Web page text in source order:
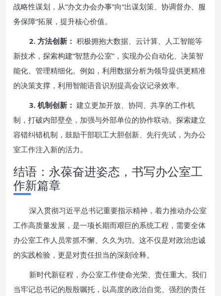
战略性谋划，从“办文办会办事”向“出谋划策、协调督办、服
务保障”拓展，提升核心价值。
2. 方法创新： 积极拥抱大数据、云计算、人工智能等
新技术，探索构建“智慧办公室”，实现办公自动化、决策智
能化、管理精细化。例如，利用数据分析为领导提供更精准
的决策支撑，利用智能语音识别提高会议记录效率。
3. 机制创新： 建立更加开放、协同、共享的工作机
制，打破内部壁垒，加强与外部单位的协作联动。探索建立
容错纠错机制，鼓励干部职工大胆创新、先行先试，为办公
室工作注入新的活力。
结语：永葆奋进姿态，书写办公室工
作新篇章
深入贯彻习近平总书记重要指示精神，着力推动办公室
工作高质量发展，是一项长期而艰巨的系统工程，需要全体
办公室工作人员常抓不懈、久久为功。这不仅是对政治忠诚
的实践检验，更是对责任担当的深刻诠释。
新时代新征程，办公室工作使命光荣、责任重大。我们
当牢记总书记的殷殷嘱托，以高度的政治自觉、强烈的责任